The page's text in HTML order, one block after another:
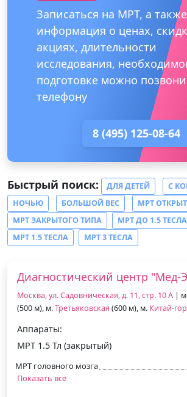
Записаться на МРТ, а
информация о ценах,
акциях, длительности
исследования,
подготовке можно
телефону
8 (495) 125-08-64
Быстрый поиск: ДЛЯ ДЕТЕЙ
С
НОЧЬЮ
БОЛЬШОЙ ВЕС
МРТ
МРТ ЗАКРЫТОГО ТИПА
МРТ ДО 1.5 ТЕСЛА
МРТ 1.5 ТЕСЛА
МРТ 3 ТЕСЛА
Диагностический центр "Мед-
Москва, ул. Садовническая, д. 11, стр. 10 А |
(500 м), м.Третьяковская (600 м), м. Китай-
Аппараты:
МРТ 1.5 Тл (закрытый)
МРТ головного мозга
Показать все